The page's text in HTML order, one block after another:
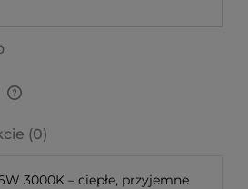
(0)
3000K – ciepłe, przyjemne